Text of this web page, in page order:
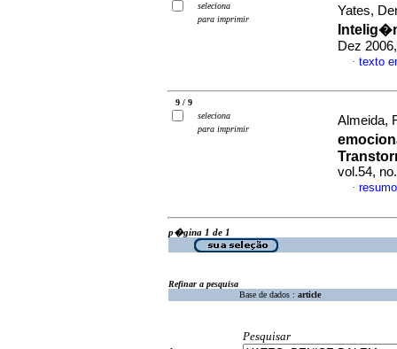
seleciona
para imprimir
Yates,
Dez
· texto
9 / 9
seleciona
para imprimir
Almeida,
vol.54,
·
p�gina 1 de 1
Refinar a pesquisa
Base de dados : article
Pesquisar